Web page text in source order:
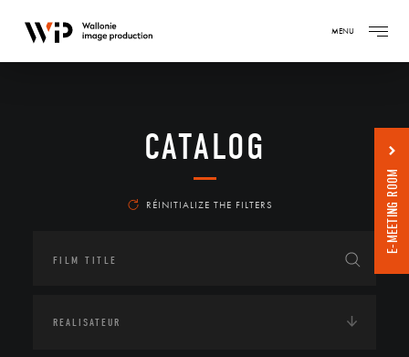
MENU
CATALOG
RÉINITIALIZE THE FILTERS E-MEETING ROOM